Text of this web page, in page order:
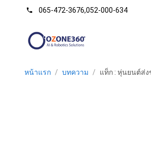
phone 065-472-3676,052-000-634
หน้าแรก / บทความ / แท็ก : หุ่นยนต์ส่ง